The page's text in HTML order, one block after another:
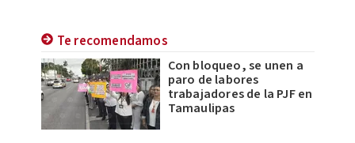
Te recomendamos
Con bloqueo, se unen a
paro de labores
trabajadores de la PJF en
Tamaulipas